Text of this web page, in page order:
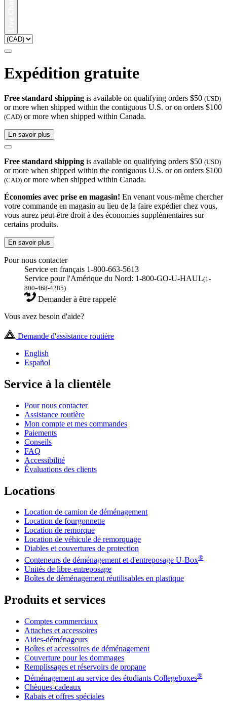
Expédition gratuite
Free standard shipping is available on qualifying orders $50 (USD)
or more when shipped within the contiguous U.S. or on orders $100
(CAD) or more when shipped within Canada.
En savoir plus
Free standard shipping is available on qualifying orders $50 (USD)
or more when shipped within the contiguous U.S. or on orders $100
(CAD) or more when shipped within Canada.
Économies avec prise en magasin! En venant vous-même chercher
votre commande en magasin au lieu de la faire expédier chez vous,
vous aurez peut-être droit à des économies supplémentaires sur
certains produits.
En savoir plus
Pour nous contacter
Service en français 1-800-663-5613
Service pour l'Amérique du Nord: 1-800-GO-U-HAUL(1-
800-468-4285)
Demander à être rappelé
Vous avez besoin d'aide?
Demande d'assistance routière
English
Español
Service à la clientèle
Pour nous contacter
Assistance routière
Mon compte et mes commandes
Paiements
Conseils
FAQ
Accessibilité
Évaluations des clients
Locations
Location de camion de déménagement
Location de fourgonnette
Location de remorque
Location de véhicule de remorquage
Diables et couvertures de protection
Conteneurs de déménagement et d'entreposage U-Box®
Unités de libre-entreposage
Boîtes de déménagement réutilisables en plastique
Produits et services
Comptes commerciaux
Attaches et accessoires
Aides-déménageurs
Boîtes et accessoires de déménagement
Couverture pour les dommages
Remplissages et réservoirs de propane
Déménagement au service des étudiants Collegeboxes®
Chèques-cadeaux
Rabais et offres spéciales